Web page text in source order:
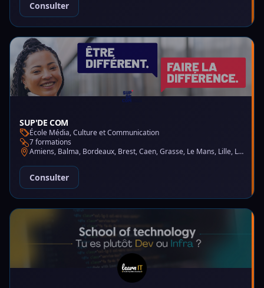
Consulter
SUP'DE COM
École Média, Culture et Communication
7 formations
Amiens, Balma, Bordeaux, Brest, Caen, Grasse, Le Mans, Lille, Lyon, Montpellier, Nantes, Nice, Paris, Saint-Martin-d'Hères
Consulter